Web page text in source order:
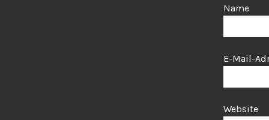
Name
E-Mail-
Website